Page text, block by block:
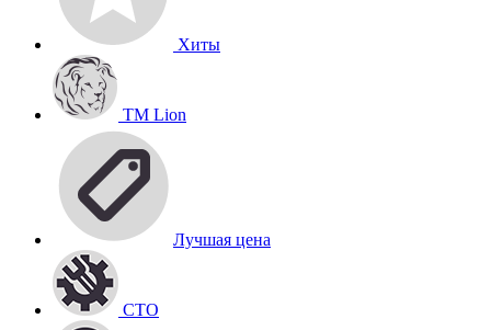
Хиты
TM Lion
Лучшая цена
СТО